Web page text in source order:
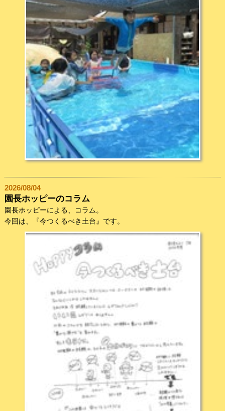
2026/08/04
園長ホッピーのコラム
園長ホッピーによる、コラム。
今回は、『今つくるべき土台』です。